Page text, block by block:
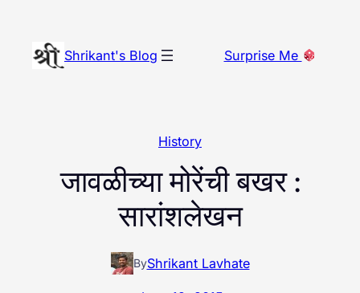
content
Shrikant's Blog Surprise Me
History
जावळीच्या मोरेंची बखर :
सारांशलेखन
ByShrikant Lavhate